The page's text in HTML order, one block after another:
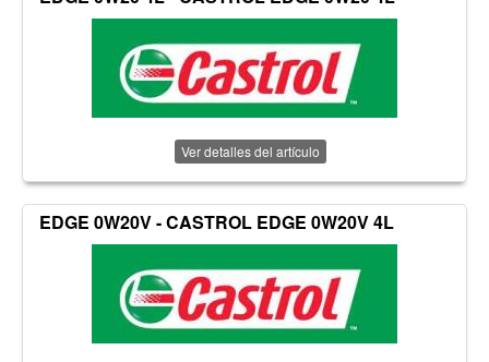
Ver detalles del artículo
EDGE 0W20V - CASTROL EDGE 0W20V 4L